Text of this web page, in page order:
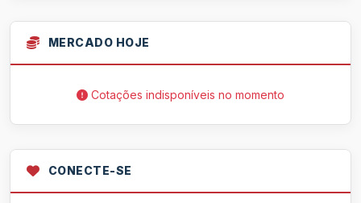
MERCADO HOJE
Cotações indisponíveis no momento
CONECTE-SE